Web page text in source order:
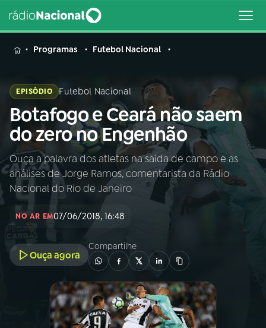
MENU
Buscar
na
Rádio
Nacional
Buscar
AO VIVO
01INÍCIO
02A RÁDIO
PROGRAMAÇÃO
Programas Futebol Nacional
EPISÓDIO Futebol Nacional
Botafogo e Ceará não saem
do zero no Engenhão
Ouça a palavra dos atletas na saída de campo e as
análises de Jorge Ramos, comentarista da Rádio
Nacional do Rio de Janeiro
NO AR EM07/06/2018, 16:48
Ouça agora
Compartilhe